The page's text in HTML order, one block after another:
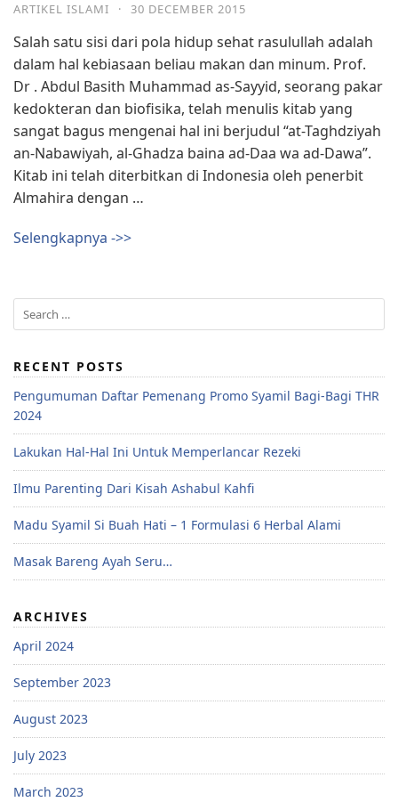
ARTIKEL ISLAMI · 30 DECEMBER 2015
Salah satu sisi dari pola hidup sehat rasulullah adalah
dalam hal kebiasaan beliau makan dan minum. Prof.
Dr . Abdul Basith Muhammad as-Sayyid, seorang pakar
kedokteran dan biofisika, telah menulis kitab yang
sangat bagus mengenai hal ini berjudul “at-Taghdziyah
an-Nabawiyah, al-Ghadza baina ad-Daa wa ad-Dawa”.
Kitab ini telah diterbitkan di Indonesia oleh penerbit
Almahira dengan …
Selengkapnya ->>
RECENT POSTS
Pengumuman Daftar Pemenang Promo Syamil Bagi-Bagi THR
2024
Lakukan Hal-Hal Ini Untuk Memperlancar Rezeki
Ilmu Parenting Dari Kisah Ashabul Kahfi
Madu Syamil Si Buah Hati – 1 Formulasi 6 Herbal Alami
Masak Bareng Ayah Seru…
ARCHIVES
April 2024
September 2023
August 2023
July 2023
March 2023